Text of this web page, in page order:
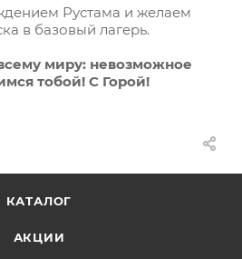
Рустама и желаем
в базовый лагерь.
миру: невозможное
тобой! С Горой!
КАТАЛОГ
АКЦИИ